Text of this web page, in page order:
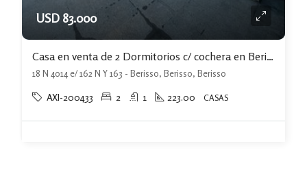
USD 83.000
Casa en venta de 2 Dormitorios c/ cochera en Berisso APTA BANCO
18 N 4014 e/ 162 N Y 163 - Berisso, Berisso, Berisso
AXI-200433 2 1 223.00 CASAS